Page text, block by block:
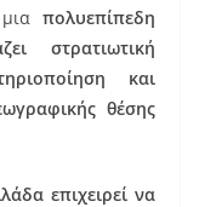
πολυεπίπεδη
στρατιωτική
και
θέσης
επιχειρεί να